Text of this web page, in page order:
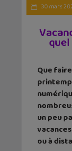
30 mars
Que
un peu
ou à